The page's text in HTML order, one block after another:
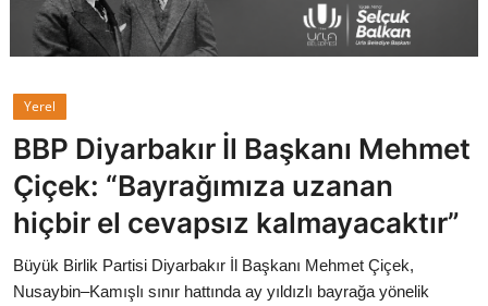
TBMM
Cumhurbaşkanlığı
Bakanlıklar
Siyasi Partiler
Mülki İdare
Yerel
BBP Diyarbakır İl Başkanı Mehmet
Çiçek: “Bayrağımıza uzanan
hiçbir el cevapsız kalmayacaktır”
Büyük Birlik Partisi Diyarbakır İl Başkanı Mehmet Çiçek,
Nusaybin–Kamışlı sınır hattında ay yıldızlı bayrağa yönelik